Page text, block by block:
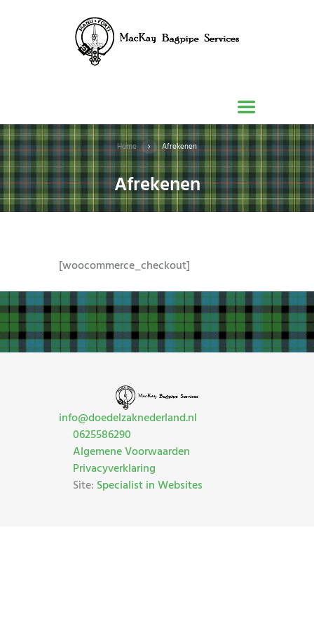
Home Afrekenen
Afrekenen
[woocommerce_checkout]
info@doedelzaknederland.nl
0625586290
Algemene Voorwaarden
Privacyverklaring
Site: Specialist in Websites